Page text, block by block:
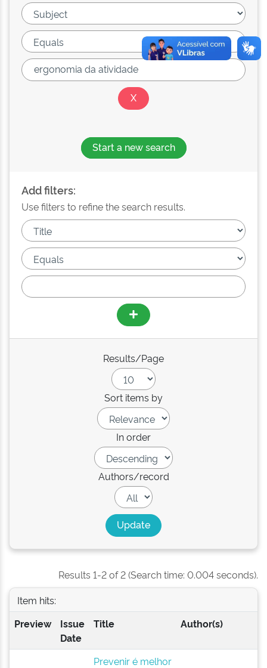
Start a new search
Add filters:
Use filters to refine the search results.
Results/Page
Sort items by
In order
Authors/record
Results 1-2 of 2 (Search time: 0.004 seconds).
Item hits:
Preview
Issue
Date
Title Author(s)
Prevenir é melhor